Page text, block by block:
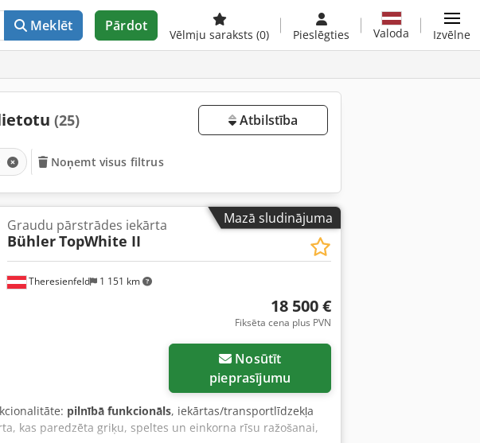
Meklēt Pārdot
Vēlmju saraksts (0) Pieslēgties Valoda Izvēlne
(25) Atbilstība
Noņemt visus filtrus
Mazā sludinājuma
Theresienfeld 1 151 km
Graudu pārstrādes iekārta
BühlerTopWhite II
18 500 €
Fiksēta cena plus PVN
pieprasījumu
pilnībā funkcionāls, iekārtas/transportlīdzekļa
kas paredzēta griķu, speltes un einkorna rīsu ražošanai,